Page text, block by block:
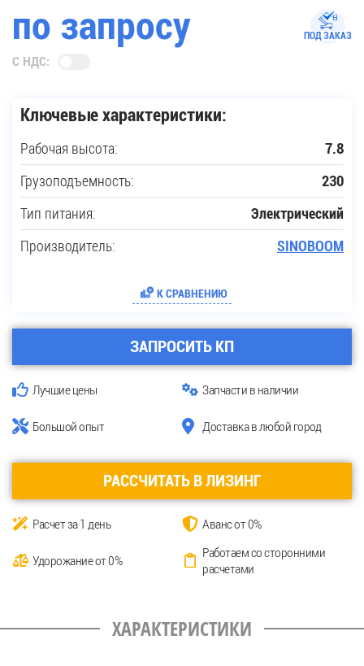
Сферы применения
Запчасти
Услуги
О компании
Контакты
Ключевые характеристики:
Рабочая высота: 7.8
Грузоподъемность: 230
Тип питания: Электрический
Производитель: SINOBOOM
К СРАВНЕНИЮ
ЗАПРОСИТЬ КП
Лучшие цены Запчасти в наличии
Большой опыт Доставка в любой город
РАССЧИТАТЬ В ЛИЗИНГ
Расчет за 1 день Аванс от 0%
Удорожание от 0%
Работаем со сторонними
расчетами
по запросу ПОД ЗАКАЗ
С НДС:
ХАРАКТЕРИСТИКИ